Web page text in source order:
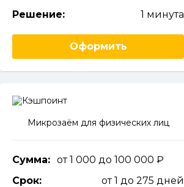
Решение:
1 минута
Оформить
Микрозаём для физических лиц
Сумма: от 1 000 до 100 000
Срок:
от 1 до 275 дней